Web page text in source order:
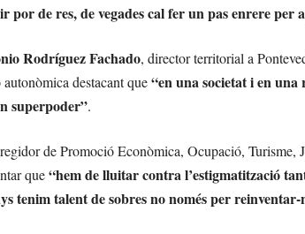
por de res, de vegades cal fer un pas enrere per
Rodríguez Fachado, director territorial a
destacant que“en una societat i en
superpoder”.
de Promoció Econòmica, Ocupació, Turisme,
que“hem de lluitar contra l’estigmatització
tenim talent de sobres no només per